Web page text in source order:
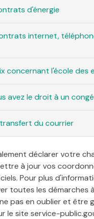
d'énergie
internet,
concernant l'école des
avez le droit à un
du courrier
déclarer votre
à jour vos
Pour plus
toutes les démarches à
pas en oublier et être
le site service-